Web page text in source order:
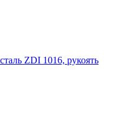
ZDI 1016, рукоять